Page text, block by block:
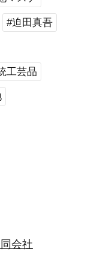
#迫田真吾
工芸品
会社